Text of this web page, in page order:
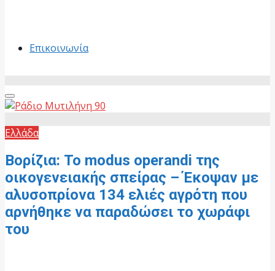
Επικοινωνία
Primary
Menu
Ελλάδα
Βορίζια: Το modus operandi της
οικογενειακής σπείρας – Έκοψαν με
αλυσοπρίονα 134 ελιές αγρότη που
αρνήθηκε να παραδώσει το χωράφι
του